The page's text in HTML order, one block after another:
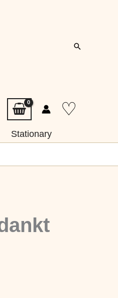
Zoeken
♡
Stationary